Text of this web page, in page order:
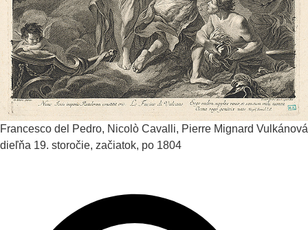
Francesco del Pedro, Nicolò Cavalli, Pierre Mignard Vulkánová
dieľňa 19. storočie, začiatok, po 1804